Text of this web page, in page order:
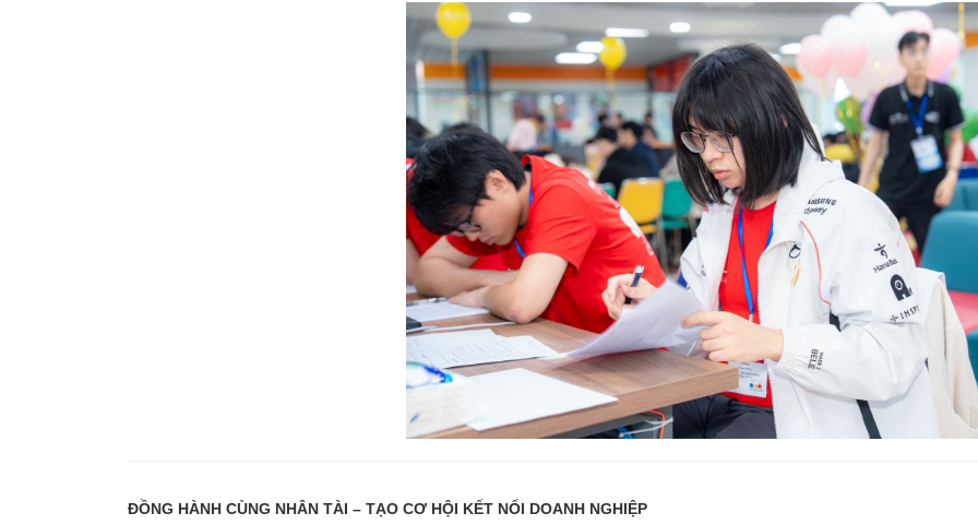
ĐỒNG HÀNH CÙNG NHÂN TÀI – TẠO CƠ HỘI KẾT NỐI DOANH NGHIỆP